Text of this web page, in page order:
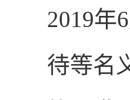
2019年6
待等名